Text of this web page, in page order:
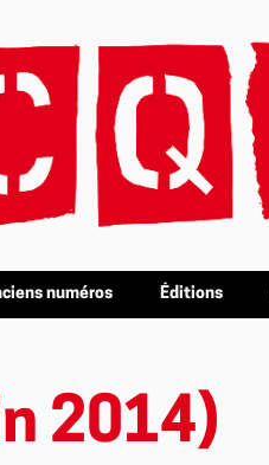
numéros Éditions
2014)